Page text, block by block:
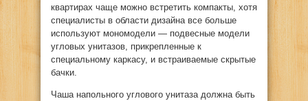
квартирах чаще можно встретить компакты, хотя
специалисты в области дизайна все больше
используют мономодели — подвесные модели
угловых унитазов, прикрепленные к
специальному каркасу, и встраиваемые скрытые
бачки.
Чаша напольного углового унитаза должна быть